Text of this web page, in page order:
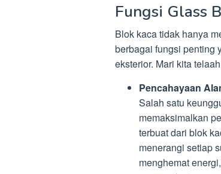
Fungsi Glass
Blok kaca tidak hanya
berbagai fungsi penting
eksterior. Mari kita
Pencahayaan
Salah satu
memaksimalkan
terbuat dari blok
menerangi setiap
menghemat